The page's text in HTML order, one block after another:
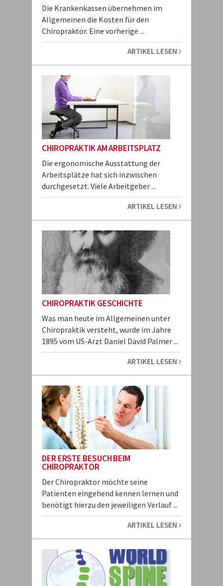
Die Krankenkassen übernehmen im
Allgemeinen die Kosten für den
Chiropraktor. Eine vorherige ...
ARTIKEL LESEN
CHIROPRAKTIK AM ARBEITSPLATZ
Die ergonomische Ausstattung der
Arbeitsplätze hat sich inzwischen
durchgesetzt. Viele Arbeitgeber ...
ARTIKEL LESEN
CHIROPRAKTIK GESCHICHTE
Was man heute im Allgemeinen unter
Chiropraktik versteht, wurde im Jahre
1895 vom US-Arzt Daniel David Palmer ...
ARTIKEL LESEN
DER ERSTE BESUCH BEIM
CHIROPRAKTOR
Der Chiropraktor möchte seine
Patienten eingehend kennen lernen und
benötigt hierzu den jeweiligen Verlauf ...
ARTIKEL LESEN